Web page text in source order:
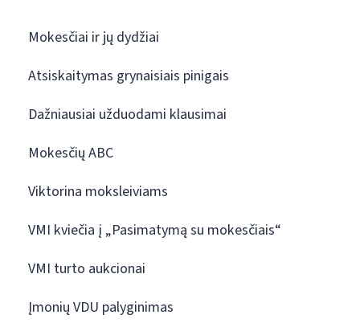
Mokesčiai ir jų dydžiai
Atsiskaitymas grynaisiais pinigais
Dažniausiai užduodami klausimai
Mokesčių ABC
Viktorina moksleiviams
VMI kviečia į „Pasimatymą su mokesčiais“
VMI turto aukcionai
Įmonių VDU palyginimas